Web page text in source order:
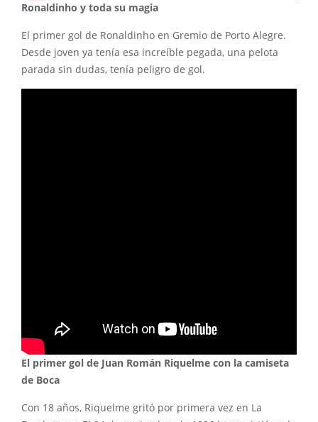
Ronaldinho y toda su magia
El primer gol de Ronaldinho en Gremio de Porto Alegre.
Desde joven ya tenía esa increíble pegada, una pelota
parada sin dudas, tenía peligro de gol.
El primer gol de Juan Román Riquelme con la camiseta
de Boca
Con 18 años, Riquelme gritó por primera vez en La